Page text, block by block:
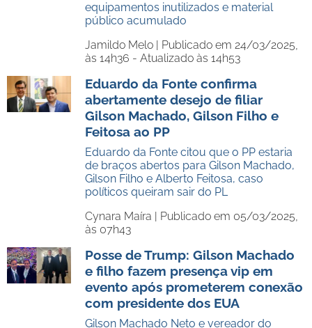
equipamentos inutilizados e material
público acumulado
Jamildo Melo | Publicado em 24/03/2025,
às 14h36 - Atualizado às 14h53
Eduardo da Fonte confirma
abertamente desejo de filiar
Gilson Machado, Gilson Filho e
Feitosa ao PP
Eduardo da Fonte citou que o PP estaria
de braços abertos para Gilson Machado,
Gilson Filho e Alberto Feitosa, caso
políticos queiram sair do PL
Cynara Maíra | Publicado em 05/03/2025,
às 07h43
Posse de Trump: Gilson Machado
e filho fazem presença vip em
evento após prometerem conexão
com presidente dos EUA
Gilson Machado Neto e vereador do